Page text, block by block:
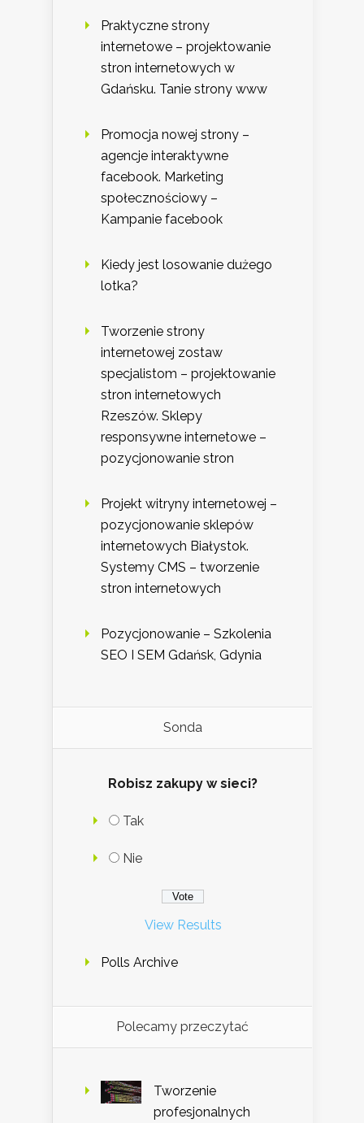
Praktyczne strony
internetowe – projektowanie
stron internetowych w
Gdańsku. Tanie strony www
Promocja nowej strony –
agencje interaktywne
facebook. Marketing
społecznościowy –
Kampanie facebook
Kiedy jest losowanie dużego
lotka?
Tworzenie strony
internetowej zostaw
specjalistom – projektowanie
stron internetowych
Rzeszów. Sklepy
responsywne internetowe –
pozycjonowanie stron
Projekt witryny internetowej –
pozycjonowanie sklepów
internetowych Białystok.
Systemy CMS – tworzenie
stron internetowych
Pozycjonowanie – Szkolenia
SEO I SEM Gdańsk, Gdynia
Sonda
Robisz zakupy w sieci?
Tak
Nie
View Results
Polls Archive
Polecamy przeczytać
Tworzenie
profesjonalnych